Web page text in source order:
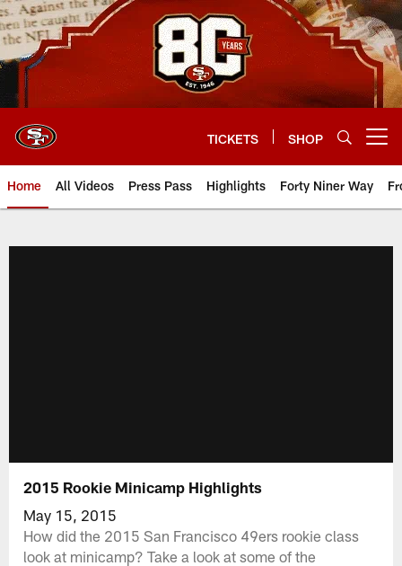
Skip
to
main
content
TICKETS SHOP
Home All Videos Press Pass Highlights Forty Niner Way
2015 Rookie Minicamp Highlights
May 15, 2015
How did the 2015 San Francisco 49ers rookie class
look at minicamp? Take a look at some of the